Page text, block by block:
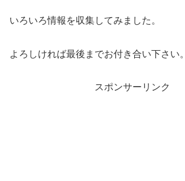
いろいろ情報を収集してみました。
よろしければ最後までお付き合い下さい。
スポンサーリンク